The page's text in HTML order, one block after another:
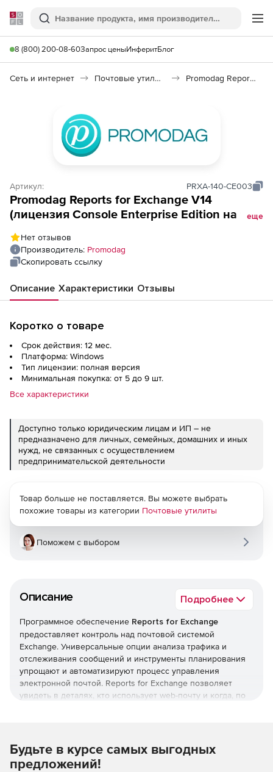
Softline
Поиск
8 (800) 200-08-60Запрос ценыИнферитБлог
Сеть и интернет Почтовые утилиты Promodag Reports for Exchange
Артикул: PRXA-140-CE003
Promodag Reports for Exchange V14
(лицензия Console Enterprise Edition на 1
еще
Нет отзывов
Производитель: Promodag
Скопировать ссылку
Описание Характеристики Отзывы
Коротко о товаре
Срок действия: 12 мес.
Платформа: Windows
Тип лицензии: полная версия
Минимальная покупка: от 5 до 9 шт.
Все характеристики
Доступно только юридическим лицам и ИП – не
предназначено для личных, семейных, домашних и иных
нужд, не связанных с осуществлением
предпринимательской деятельности
Описание Подробнее
Программное обеспечение Reports for Exchange
предоставляет контроль над почтовой системой
Exchange. Универсальные опции анализа трафика и
отслеживания сообщений и инструменты планирования
упрощают и автоматизируют процесс управления
электронной почтой. Reports for Exchange позволяет
увидеть в деталях, кто использует web-почту и когда, по
средах.
Товар больше не поставляется. Вы можете выбрать
похожие товары из категории Почтовые утилиты
Поможем с выбором
Будьте в курсе самых выгодных
предложений!